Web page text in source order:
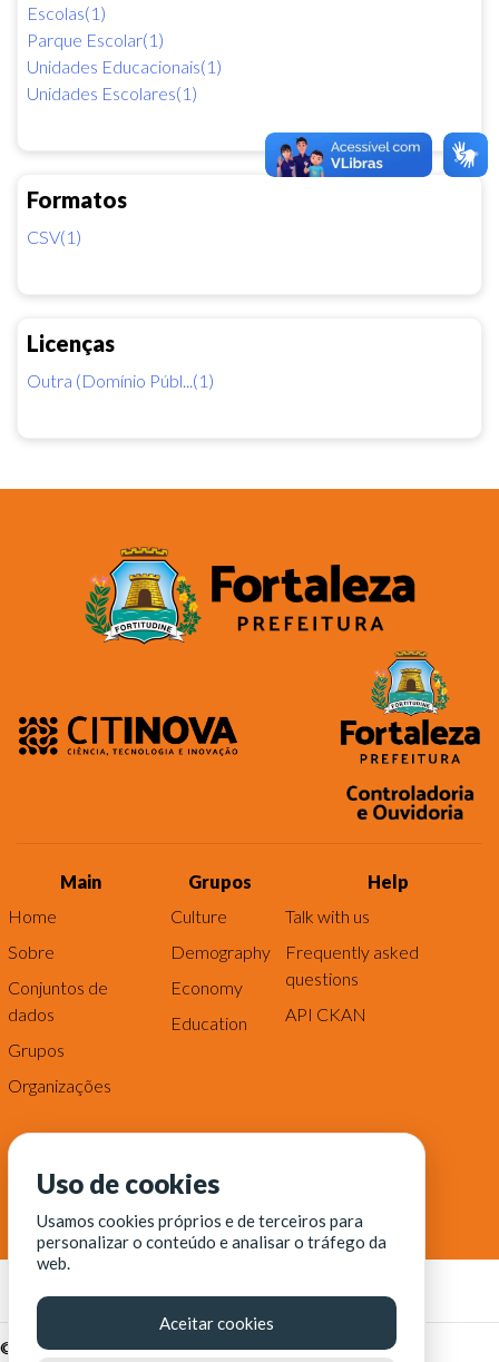
Escolas(1)
Parque Escolar(1)
Unidades Educacionais(1)
Unidades Escolares(1)
Formatos
CSV(1)
Licenças
Outra (Domínio Públ...(1)
Main
Home
Sobre
Conjuntos de
dados
Grupos
Organizações
Grupos
Culture
Demography
Economy
Education
Help
Talk with us
Frequently asked
questions
API CKAN
© Fortaleza Digital || CITINOVA - Fundação de Ciência,
Uso de cookies
Usamos cookies próprios e de terceiros para
personalizar o conteúdo e analisar o tráfego da
web.
Aceitar cookies